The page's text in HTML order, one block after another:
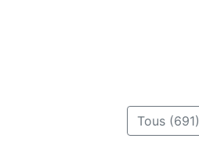
Tous (691)